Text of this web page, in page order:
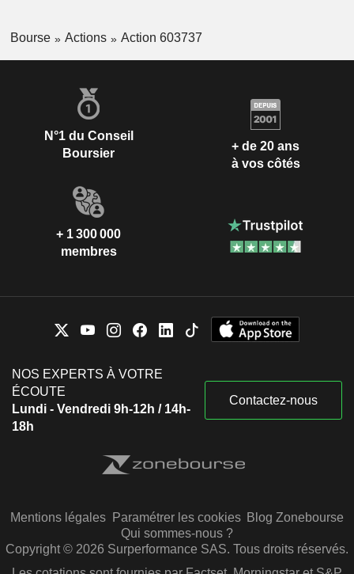
Bourse Actions Action 603737
N°1 du Conseil
Boursier
+ de 20 ans
à vos côtés
+ 1 300 000
membres
NOS EXPERTS À VOTRE
ÉCOUTE
Lundi - Vendredi 9h-12h / 14h-
18h
Contactez-nous
Mentions légales Paramétrer les cookies Blog Zonebourse
Qui sommes-nous ?
Copyright © 2026 Surperformance SAS. Tous droits réservés.